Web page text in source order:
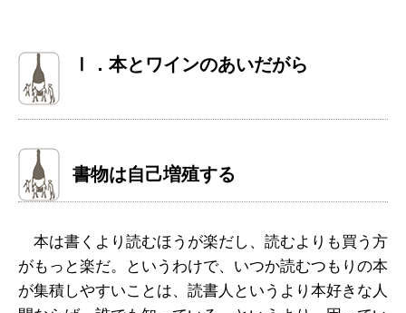
Ⅰ．本とワインのあいだがら
書物は自己増殖する
本は書くより読むほうが楽だし、読むよりも買う方
がもっと楽だ。というわけで、いつか読むつもりの本
が集積しやすいことは、読書人というより本好きな人